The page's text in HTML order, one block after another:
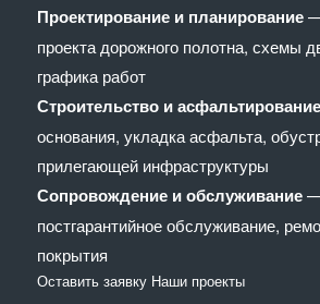
Проектирование и планирование—
проекта дорожного полотна, схемы
графика работ
Строительство и асфальтирование
основания, укладка асфальта,
прилегающей инфраструктуры
Сопровождение и обслуживание—
постгарантийное обслуживание,
покрытия
Оставить заявку Наши проекты